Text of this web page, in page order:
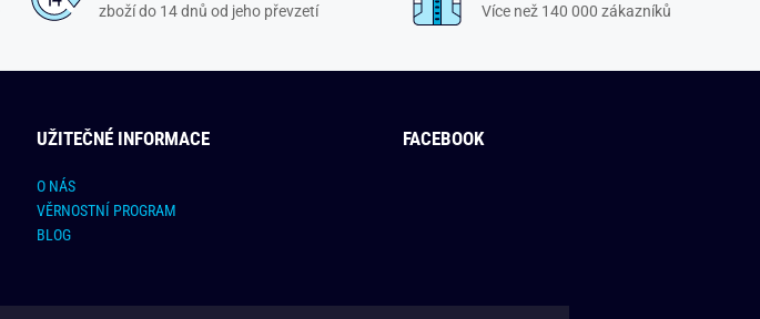
zboží do 14 dnů od jeho převzetí Více než 140 000 zákazníků
UŽITEČNÉ INFORMACE
O NÁS
VĚRNOSTNÍ PROGRAM
BLOG
FACEBOOK